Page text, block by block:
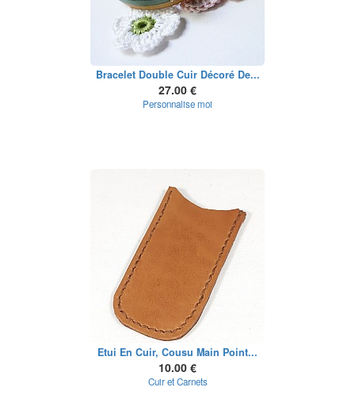
Bracelet Double Cuir Décoré De...
27.00 €
Personnalise moi
Etui En Cuir, Cousu Main Point...
10.00 €
Cuir et Carnets